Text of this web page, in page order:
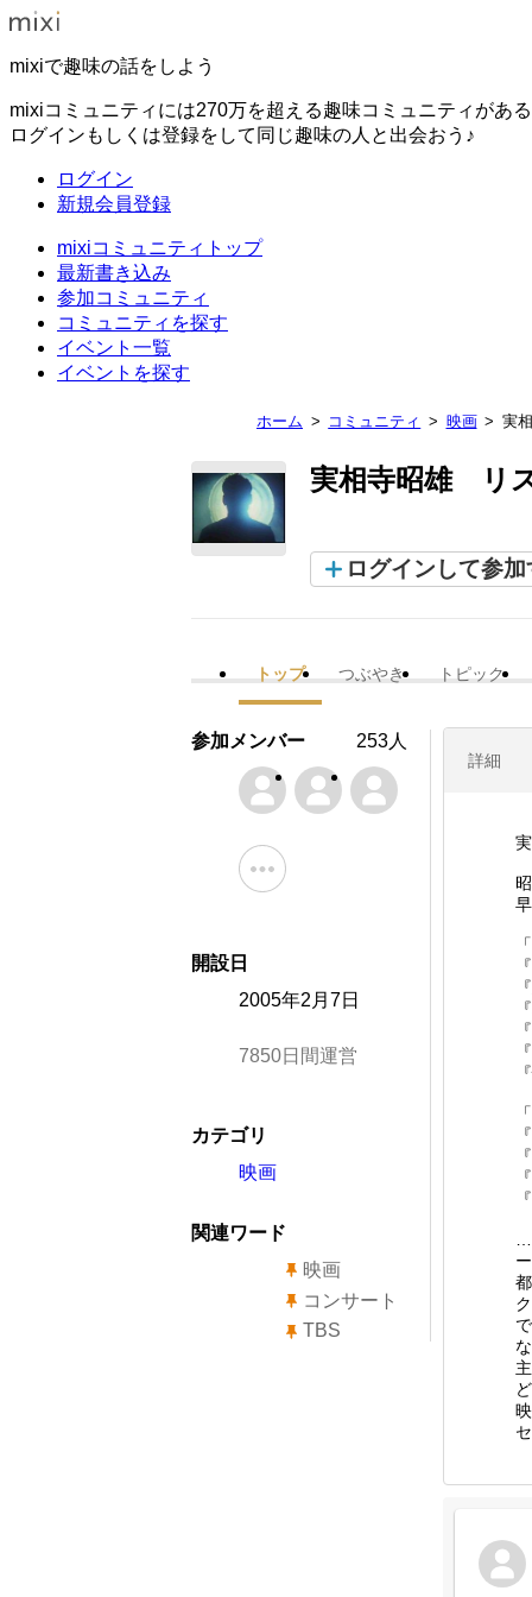
mixiで趣味の話をしよう
mixiコミュニティには270万を超える趣味コミュニティがあ
ログインもしくは登録をして同じ趣味の人と出会おう♪
ログイン
新規会員登録
mixiコミュニティトップ
最新書き込み
参加コミュニティ
コミュニティを探す
イベント一覧
イベントを探す
ホーム コミュニティ 映画 実
実相寺昭雄 リ
ログインして参加
トップ つぶやき トピック
詳細
参加メンバー 253人
開設日
2005年2月7日
7850日間運営
カテゴリ
映画
関連ワード
映画
コンサート
TBS